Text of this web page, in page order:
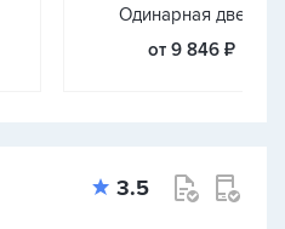
Одинарная дверь
от 9 846 ₽
3.5